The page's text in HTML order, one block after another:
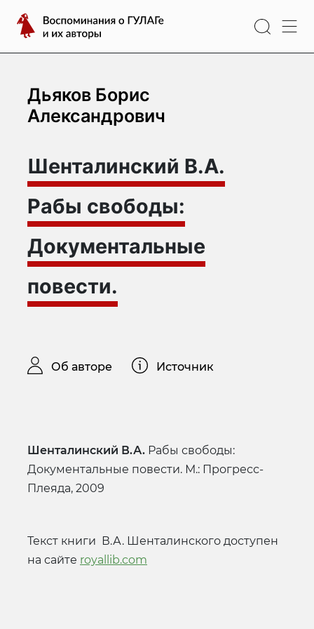
содержимому
Воспоминания
о
ГУЛАГе
авторы
Дьяков Борис
Александрович
Шенталинский В.А.
Рабы свободы:
Документальные
повести.
Об авторе Источник
Шенталинский В.А. Рабы свободы:
Документальные повести. М.: Прогресс-
Плеяда, 2009
Текст книги В.А. Шенталинского доступен
на сайте royallib.com